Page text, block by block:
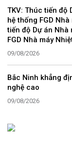
TKV: Thúc tiến độ
hệ thống FGD
tiến độ Dự án Nhà
FGD Nhà máy
09/08/2026
Bắc Ninh khẳng
nghệ cao
09/08/2026